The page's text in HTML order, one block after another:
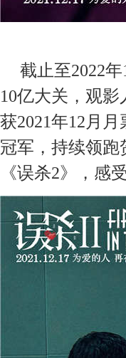
截止至2022年
10亿大关，观影
获2021年12 月
冠军，持续领
《误杀2》，感